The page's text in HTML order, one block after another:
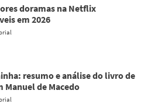
doramas na Netflix
em 2026
resumo e análise do livro de
Manuel de Macedo